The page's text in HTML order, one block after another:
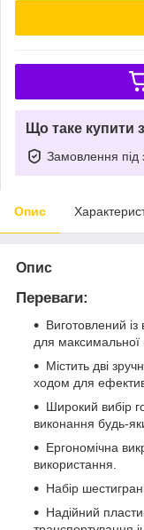
Що таке купити
Замовлення під
Опис
Опис
Переваги:
Виготовлений із
для максимальної
Містить дві
ходом для
Широкий вибір
виконання будь-
Ергономічна
використання.
Набір
Надійний